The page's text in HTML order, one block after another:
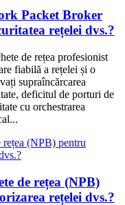
Packet Broker
rețelei dvs.?
de rețea profesionist
fiabilă a rețelei și o
supraîncărcarea
deficitul de porturi de
cu orchestrarea
de rețea (NPB)
rețelei dvs.?